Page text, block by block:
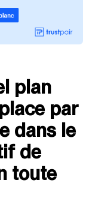
plan
par
dans le
de
toute